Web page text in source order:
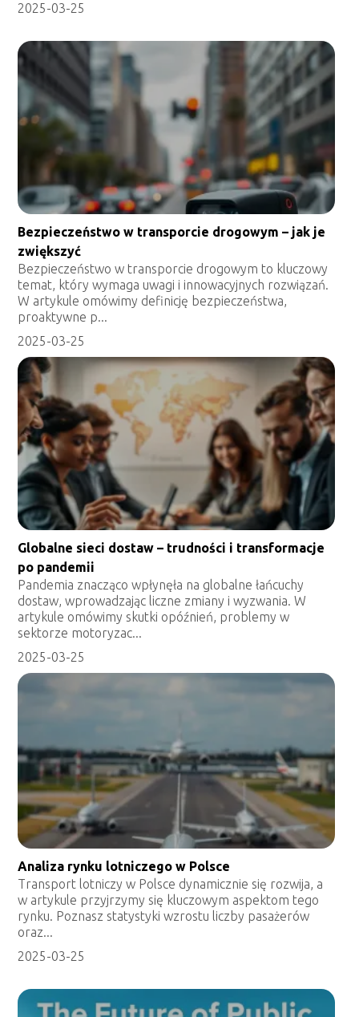
2025-03-25
Bezpieczeństwo w transporcie drogowym – jak je
zwiększyć
Bezpieczeństwo w transporcie drogowym to kluczowy
temat, który wymaga uwagi i innowacyjnych rozwiązań.
W artykule omówimy definicję bezpieczeństwa,
proaktywne p...
2025-03-25
Globalne sieci dostaw – trudności i transformacje
po pandemii
Pandemia znacząco wpłynęła na globalne łańcuchy
dostaw, wprowadzając liczne zmiany i wyzwania. W
artykule omówimy skutki opóźnień, problemy w
sektorze motoryzac...
2025-03-25
Analiza rynku lotniczego w Polsce
Transport lotniczy w Polsce dynamicznie się rozwija, a
w artykule przyjrzymy się kluczowym aspektom tego
rynku. Poznasz statystyki wzrostu liczby pasażerów
oraz...
2025-03-25